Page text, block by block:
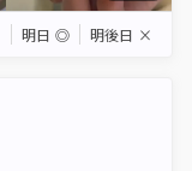
明日 ◎ 明後日 ×